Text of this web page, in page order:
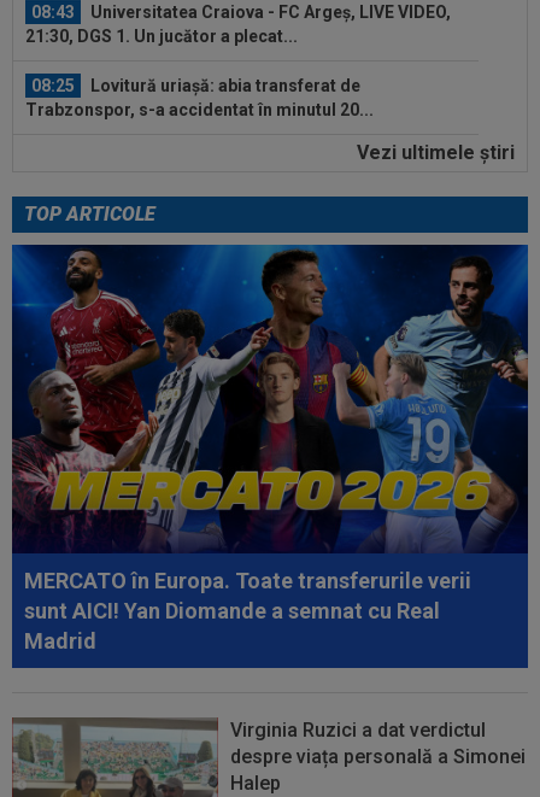
08:43
Universitatea Craiova - FC Argeș, LIVE VIDEO,
21:30, DGS 1. Un jucător a plecat...
08:25
Lovitură uriașă: abia transferat de
Trabzonspor, s-a accidentat în minutul 20...
Noul transfer al lui Real Madrid l-a lăsat
08:05
Belgienii s-au convins de Darius Olaru, după
primul gol la Union Saint-Gilloise
09:03
Petrolul - Oțelul, LIVE VIDEO, 18:30, Digi Sport
1. Moldovenii s-au impus cu...
08:58
Hakan Calhanoglu a ”dat din casă”! Ce
obiective a setat Cristi Chivu la Inter...
08:57
”Meciul anului”: în minutul 10, oaspeții
conduceau cu 3-0, însă abia apoi a...
08:52
După 1.085 de zile! Adrian Mazilu a dat primul
gol pentru Dinamo și nu s-a...
08:43
Universitatea Craiova - FC Argeș, LIVE VIDEO,
21:30, DGS 1. Un jucător a plecat...
Vezi ultimele ştiri
TOP ARTICOLE
MERCATO în Europa. Toate transferurile verii
sunt AICI! Yan Diomande a semnat cu Real
Madrid
Virginia Ruzici a dat verdictul
despre viața personală a Simonei
Halep